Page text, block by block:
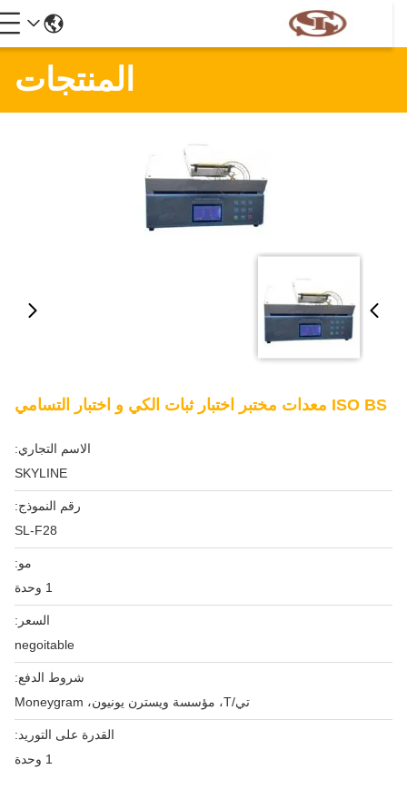
المنتجات
ISO BS معدات مختبر اختبار ثبات الكي و اختبار التسامي
الاسم التجاري:
SKYLINE
رقم النموذج:
SL-F28
مو:
السعر:
negoitable
شروط الدفع:
تي/T، مؤسسة ويسترن يونيون، Moneygram
القدرة على التوريد: